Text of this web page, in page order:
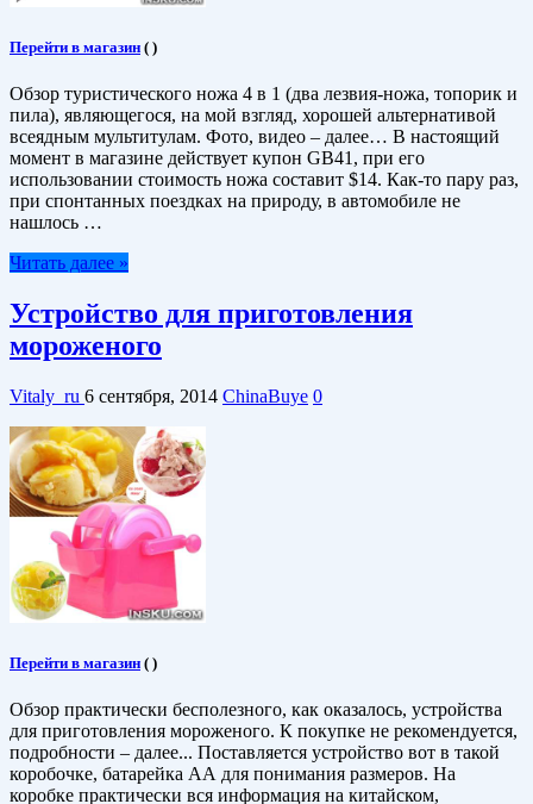
Перейти в магазин ( )
Обзор туристического ножа 4 в 1 (два лезвия-ножа, топорик и
пила), являющегося, на мой взгляд, хорошей альтернативой
всеядным мультитулам. Фото, видео – далее… В настоящий
момент в магазине действует купон GB41, при его
использовании стоимость ножа составит $14. Как-то пару раз,
при спонтанных поездках на природу, в автомобиле не
нашлось …
Читать далее »
Устройство для приготовления
мороженого
Vitaly_ru 6 сентября, 2014 ChinaBuye 0
Перейти в магазин ( )
Обзор практически бесполезного, как оказалось, устройства
для приготовления мороженого. К покупке не рекомендуется,
подробности – далее... Поставляется устройство вот в такой
коробочке, батарейка АА для понимания размеров. На
коробке практически вся информация на китайском,